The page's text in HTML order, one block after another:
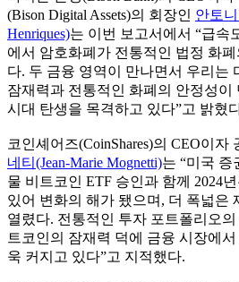
(Bison Digital Assets)의 회장인 안토
Henriques)는 이번 보고서에서 “급속
에서 암호화폐가 전통적인 법정 화
다. 두 금융 영역이 만나면서 우리는
잠재력과 전통적인 화폐의 안정성이
시대 탄생을 목격하고 있다”고 밝혔
코인셰어즈(CoinShares)의 CEO이자
네티(Jean-Marie Mognetti)는 “미국 증
물 비트코인 ETF 승인과 함께 2024
있어 변화의 해가 됐으며, 더 폭넓은
열렸다. 전통적인 투자 포트폴리오의
트코인의 잠재력 덕에 금융 시장에
욱 커지고 있다”고 지적했다.